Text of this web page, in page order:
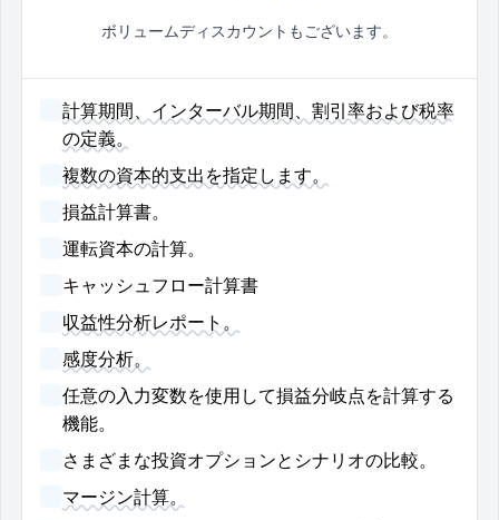
ボリュームディスカウントもございます。
計算期間、インターバル期間、割引率および税率
の定義。
複数の資本的支出を指定します。
損益計算書。
運転資本の計算。
キャッシュフロー計算書
収益性分析レポート。
感度分析。
任意の入力変数を使用して損益分岐点を計算する
機能。
さまざまな投資オプションとシナリオの比較。
マージン計算。